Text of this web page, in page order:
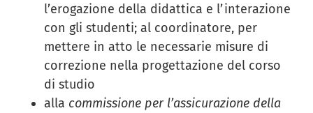
l’erogazione della didattica e l’interazione
con gli studenti; al coordinatore, per
mettere in atto le necessarie misure di
correzione nella progettazione del corso
di studio
alla commissione per l’assicurazione della